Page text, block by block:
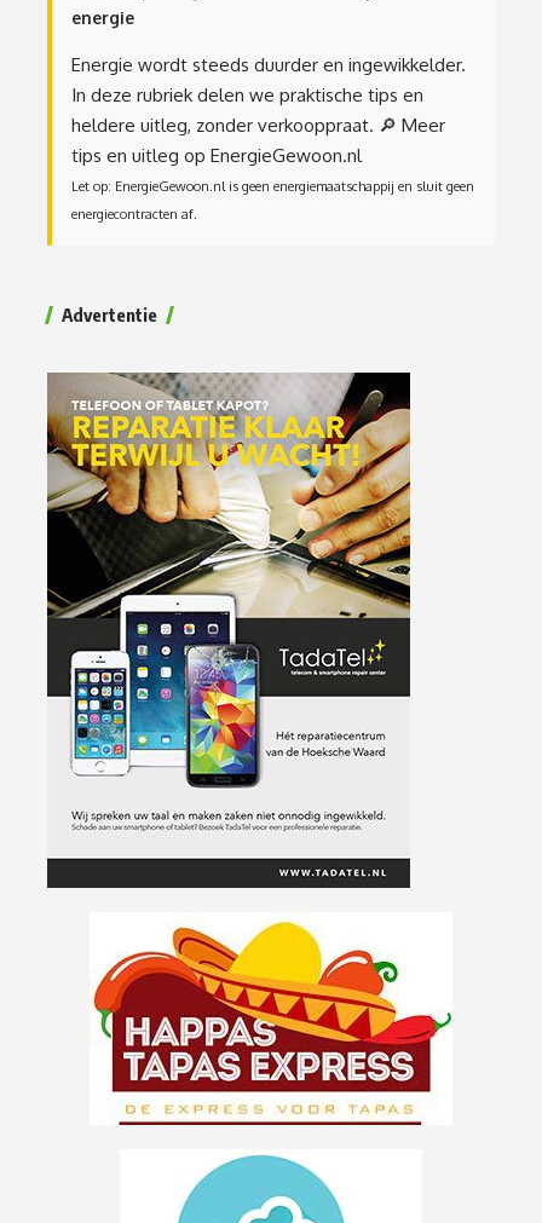
energie
Energie wordt steeds duurder en ingewikkelder.
In deze rubriek delen we praktische tips en
heldere uitleg, zonder verkooppraat. 🔎 Meer
tips en uitleg op EnergieGewoon.nl
Let op: EnergieGewoon.nl is geen energiemaatschappij en sluit geen
energiecontracten af.
Advertentie